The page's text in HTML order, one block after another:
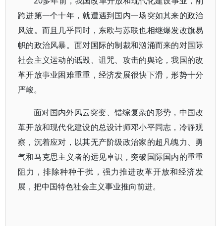
跨进第一个十年，就遭遇到国内一场突如其来的政治
风波。而且几乎同时，东欧与苏联也相继爆发改旗易
帜的政治风暴。面对国际的制裁和汹涌而来的对国际
社会主义运动的诋毁、诅咒、攻击的舆论，我国的改
革开放事业困难重重，经济发展很快下滑，形势十分
严峻。
面对国内外风云突变、错综复杂的形势，中国改
革开放和现代化建设的总设计师邓小平同志，冷静观
察，沉着应对，以其无产阶级政治家的超凡魄力、勇
气和马克思主义者的远见卓识，突破国际国内的重重
阻力，排除种种干扰，强力推进改革开放和经济发
展，把中国特色社会主义事业推向前进。